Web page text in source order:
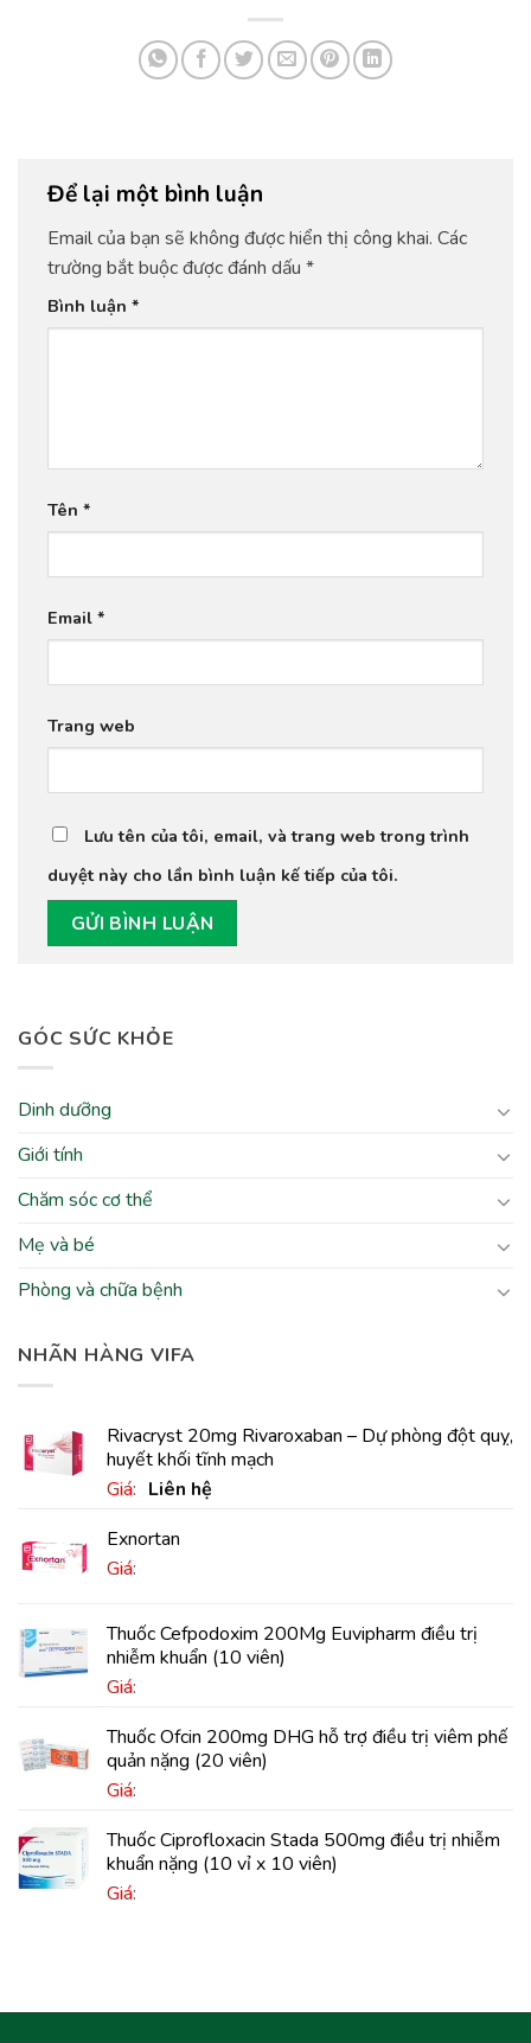
GÓC SỨC KHỎE
Dinh dưỡng
Giới tính
Chăm sóc cơ thể
Mẹ và bé
Phòng và chữa bệnh
NHÃN HÀNG VIFA
Rivacryst 20mg Rivaroxaban – Dự phòng đột quỵ,
huyết khối tĩnh mạch
Giá: Liên hệ
Exnortan
Giá:
Thuốc Cefpodoxim 200Mg Euvipharm điều trị
nhiễm khuẩn (10 viên)
Giá:
Thuốc Ofcin 200mg DHG hỗ trợ điều trị viêm phế
quản nặng (20 viên)
Giá:
Thuốc Ciprofloxacin Stada 500mg điều trị nhiễm
khuẩn nặng (10 vỉ x 10 viên)
Giá:
Để lại một bình luận
Email của bạn sẽ không được hiển thị công khai. Các
trường bắt buộc được đánh dấu *
Bình luận *
Tên *
Email *
Trang web
Lưu tên của tôi, email, và trang web trong trình
duyệt này cho lần bình luận kế tiếp của tôi.